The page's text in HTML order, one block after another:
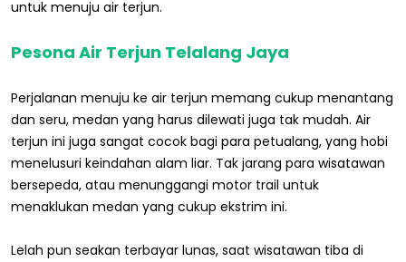
untuk menuju air terjun.
Pesona Air Terjun Telalang Jaya
Perjalanan menuju ke air terjun memang cukup menantang
dan seru, medan yang harus dilewati juga tak mudah. Air
terjun ini juga sangat cocok bagi para petualang, yang hobi
menelusuri keindahan alam liar. Tak jarang para wisatawan
bersepeda, atau menunggangi motor trail untuk
menaklukan medan yang cukup ekstrim ini.
Lelah pun seakan terbayar lunas, saat wisatawan tiba di